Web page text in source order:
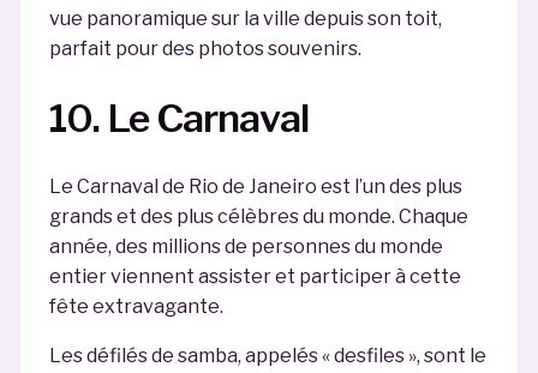
vue panoramique sur la ville depuis son toit,
parfait pour des photos souvenirs.
10. Le Carnaval
Le Carnaval de Rio de Janeiro est l’un des plus
grands et des plus célèbres du monde. Chaque
année, des millions de personnes du monde
entier viennent assister et participer à cette
fête extravagante.
Les défilés de samba, appelés « desfiles », sont le